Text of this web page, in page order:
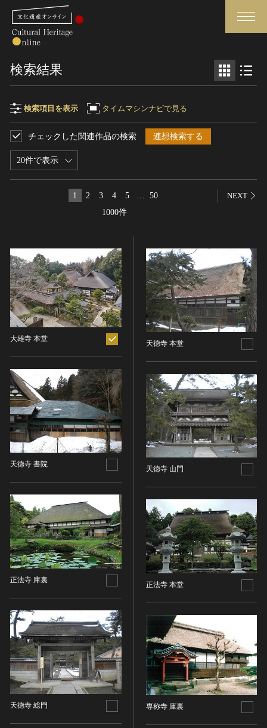
さらに詳細検索
トップ
全国の美術館・博物館
世界遺産
無形文化遺産
媒体資料・関連記事等
博物館、美術館の皆さまへ
お知らせ一覧
ヘルプ
このサイトについて
関連サイトリンク
サイトマップ
文化遺産データベース
国指定文化財等データベース
検索結果
検索項目を表示 タイムマシンナビで見る
20件で表示
チェックした関連作品の検索 連想検索する
1000件
1 2 3 4 5 50 NEXT
大雄寺 本堂
天徳寺 書院
正法寺 庫裏
天徳寺 総門
天徳寺 本堂
天徳寺 山門
正法寺 本堂
専称寺 庫裏
検索項目
フリーワード
制作者名
時代
旧石器 [日本]
縄文 [日本]
弥生 [日本]
古墳 [日本]
飛鳥 [日本]
奈良 [日本]
室町 [日本]
安土・桃山 [日本]
江戸 [日本]
明治 [日本]
平成 [日本]
令和 [日本]
旧石器 [朝鮮半島]
新石器 [朝鮮半島]
青銅器 [朝鮮半島]
鉄器 [朝鮮半島]
原三国・朝鮮三国 [朝鮮半島]
分野
分野を選択
建造物
宗教建築
城郭建築
住居建築
絵画
日本画
油彩画
水彩
素描
東洋画(日本画を除く)
版画
木版画
銅版画
リトグラフ（石版画）
シルクスクリーン
その他
所在地（都道府県）
所在地（都道府県）を選択
所蔵館
指定区分
国宝
重要文化財
登録有形文化財
重要無形文化財
登録無形文化財
記録作成等の措置を講ずべき無形文化財
重要有形民俗文化財
重要無形民俗文化財
メディア（動画等）
メディア（動画等）を選択
動画
高画質画像
画像ライセンス
画像ライセンスを選択
CC0
PDM
検索する